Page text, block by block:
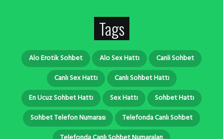
Tags
Alo Erotik Sohbet Alo Sex Hattı
Canli Sohbet
Canlı Sex Hattı
Canlı Sohbet Hattı
En Ucuz Sohbet Hattı
Sex Hattı
Sohbet Hattı
Sohbet Telefon Numarası
Telefonda Canlı Sohbet